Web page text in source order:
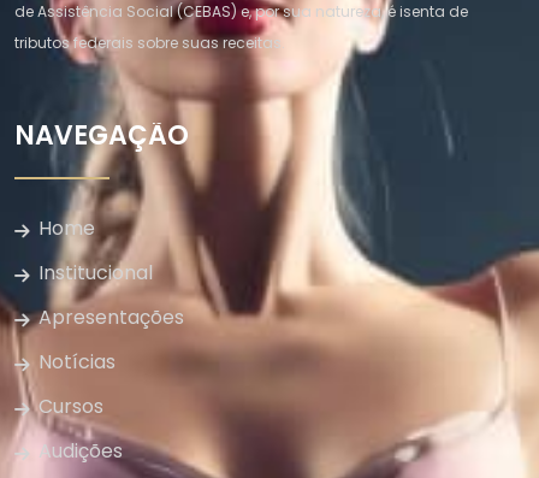
de Assistência Social (CEBAS) e, por sua natureza, é isenta de
tributos federais sobre suas receitas.
NAVEGAÇÃO
Home
Institucional
Apresentações
Notícias
Cursos
Audições